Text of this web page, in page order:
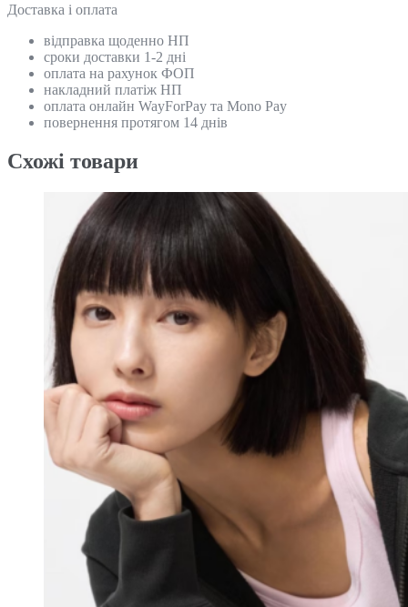
Доставка і оплата
відправка щоденно НП
сроки доставки 1-2 дні
оплата на рахунок ФОП
накладний платіж НП
оплата онлайн WayForPay та Mono Pay
повернення протягом 14 днів
Схожi товари